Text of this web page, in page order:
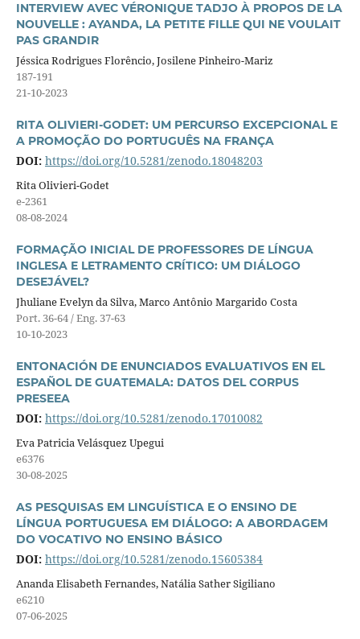
INTERVIEW AVEC VÉRONIQUE TADJO À PROPOS DE LA
NOUVELLE : AYANDA, LA PETITE FILLE QUI NE VOULAIT
PAS GRANDIR
Jéssica Rodrigues Florêncio, Josilene Pinheiro-Mariz
187-191
21-10-2023
RITA OLIVIERI-GODET: UM PERCURSO EXCEPCIONAL E
A PROMOÇÃO DO PORTUGUÊS NA FRANÇA
DOI: https://doi.org/10.5281/zenodo.18048203
Rita Olivieri-Godet
e-2361
08-08-2024
FORMAÇÃO INICIAL DE PROFESSORES DE LÍNGUA
INGLESA E LETRAMENTO CRÍTICO: UM DIÁLOGO
DESEJÁVEL?
Jhuliane Evelyn da Silva, Marco Antônio Margarido Costa
Port. 36-64 / Eng. 37-63
10-10-2023
ENTONACIÓN DE ENUNCIADOS EVALUATIVOS EN EL
ESPAÑOL DE GUATEMALA: DATOS DEL CORPUS
PRESEEA
DOI: https://doi.org/10.5281/zenodo.17010082
Eva Patricia Velásquez Upegui
e6376
30-08-2025
AS PESQUISAS EM LINGUÍSTICA E O ENSINO DE
LÍNGUA PORTUGUESA EM DIÁLOGO: A ABORDAGEM
DO VOCATIVO NO ENSINO BÁSICO
DOI: https://doi.org/10.5281/zenodo.15605384
Ananda Elisabeth Fernandes, Natália Sather Sigiliano
e6210
07-06-2025